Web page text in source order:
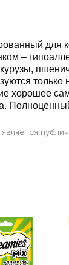
–
хорошее